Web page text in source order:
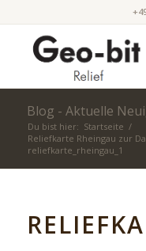
Blog - Aktuelle
Du bist hier: Startseite /
Reliefkarte Rheingau zur
reliefkarte_rheingau_1